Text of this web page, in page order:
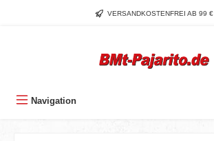
Zum Hauptinhalt springenVERSANDKOSTENFREI AB 99 €
Navigation